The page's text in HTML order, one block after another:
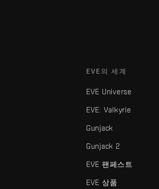
EVE의 세계
EVE Universe
EVE: Valkyrie
Gunjack
Gunjack 2
EVE 팬페스트
EVE 상품